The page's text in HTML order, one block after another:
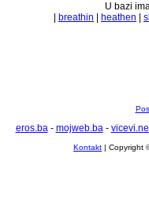
U bazi
breathin heathen
eros.ba- mojweb.ba-
Kontakt | Copyright